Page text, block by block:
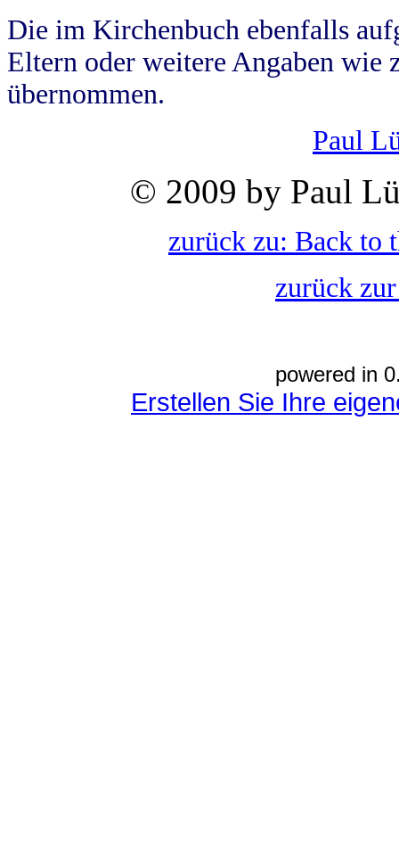
Die im Kirchenbuch ebenfalls
Eltern oder weitere Angaben wie
übernommen.
Paul
© 2009 by Paul
zurück zu: Back to
zurück
powered in
Erstellen Sie Ihre